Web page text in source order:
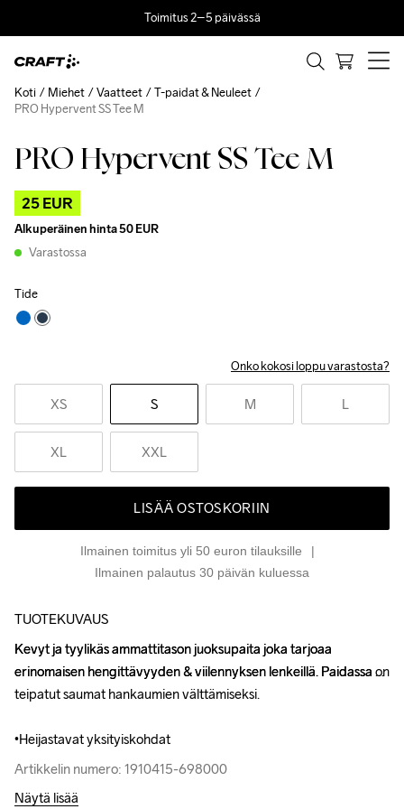
Toimitus 2–5 päivässä
PRO Hypervent SS Tee M
25 EUR
Alkuperäinen hinta50 EUR
Varastossa
Tide
Onko kokosi loppu varastosta?
XS S M L
XL XXL
LISÄÄ OSTOSKORIIN
Ilmainen toimitus yli 50 euron tilauksille
Ilmainen palautus 30 päivän kuluessa
Koti Miehet Vaatteet
T-paidat & Neuleet
PRO Hypervent SS Tee M
Outlet
TUOTEKUVAUS
Kevyt ja tyylikäs ammattitason juoksupaita joka tarjoaa
erinomaisen hengittävyyden & viilennyksen lenkeillä. Paidassa on
teipatut saumat hankaumien välttämiseksi.
•Heijastavat yksityiskohdat
Artikkelin numero: 1910415-698000
Kevyt ja tyylikäs ammattitason juoksupaita joka tarjoaa
erinomaisen hengittävyyden & viilennyksen lenkeillä. Paidassa on
teipatut saumat hankaumien välttämiseksi.
•Heijastavat yksityiskohdat
Artikkelin numero: 1910415-698000
Näytä lisää